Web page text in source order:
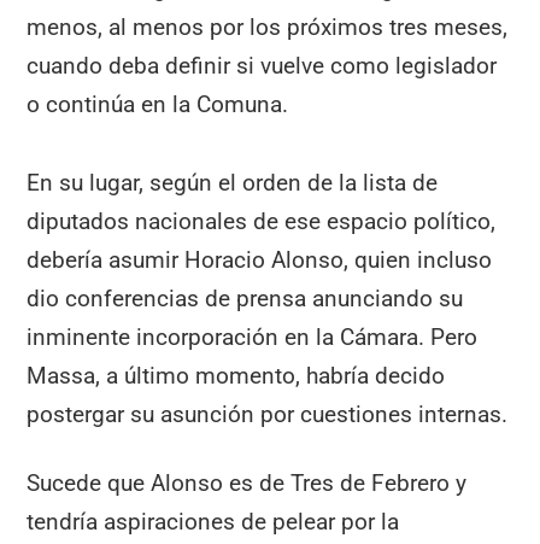
menos, al menos por los próximos tres meses,
cuando deba definir si vuelve como legislador
o continúa en la Comuna.
En su lugar, según el orden de la lista de
diputados nacionales de ese espacio político,
debería asumir Horacio Alonso, quien incluso
dio conferencias de prensa anunciando su
inminente incorporación en la Cámara. Pero
Massa, a último momento, habría decido
postergar su asunción por cuestiones internas.
Sucede que Alonso es de Tres de Febrero y
tendría aspiraciones de pelear por la